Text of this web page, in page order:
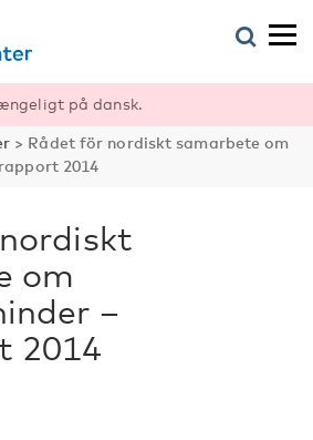
på dansk.
> Rådet för nordiskt samarbete om
2014
om
–
2014